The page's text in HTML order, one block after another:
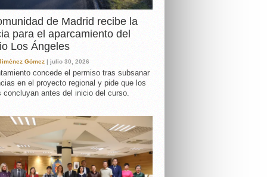
de Madrid recibe la
para el aparcamiento del
Los Ángeles
Gómez | julio 30, 2026
concede el permiso tras subsanar
en el proyecto regional y pide que los
concluyan antes del inicio del curso.